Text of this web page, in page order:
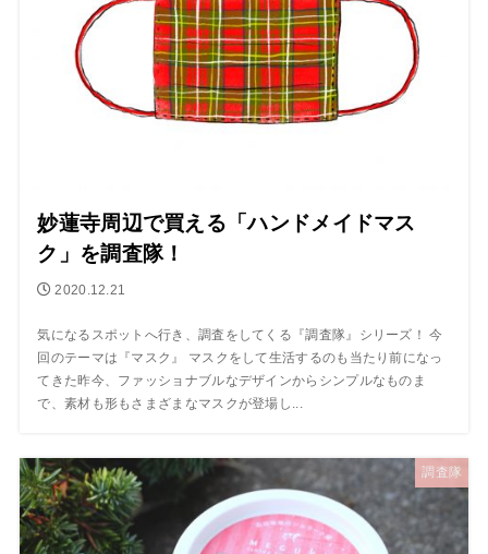
妙蓮寺周辺で買える「ハンドメイドマス
ク」を調査隊！
2020.12.21
気になるスポットへ行き、調査をしてくる『調査隊』シリーズ！ 今
回のテーマは『マスク』 マスクをして生活するのも当たり前になっ
てきた昨今、ファッショナブルなデザインからシンプルなものま
で、素材も形もさまざまなマスクが登場し...
調査隊